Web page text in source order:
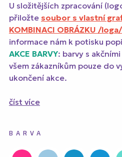
U složitějších zpracování
přiložte soubor s vlastní
KOMBINACI OBRÁZKU /
informace nám k potisku
AKCE BARVY: barvy s
všem zákazníkům pouze do
ukončení akce.
číst více
BARVA